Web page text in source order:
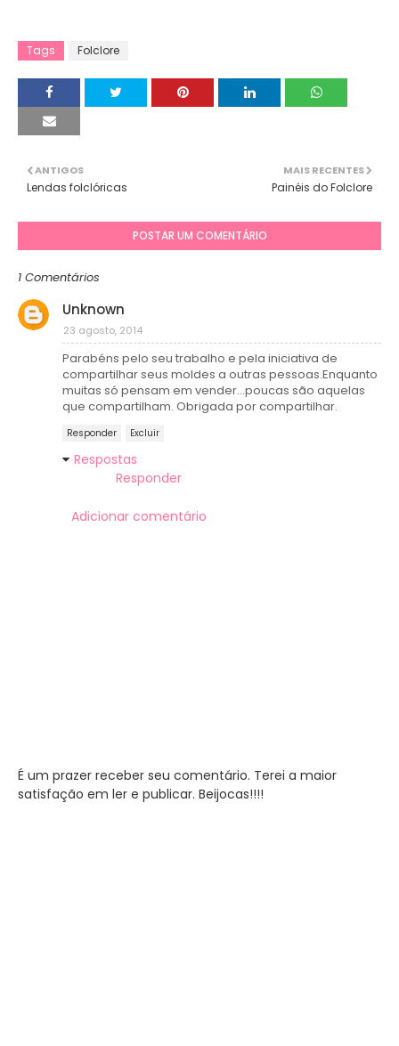
Tags Folclore
MAIS RECENTES
Painéis do Folclore
ANTIGOS
Lendas folclóricas
POSTAR UM COMENTÁRIO
1 Comentários
Unknown
23 agosto, 2014
Parabéns pelo seu trabalho e pela iniciativa de
compartilhar seus moldes a outras pessoas.Enquanto
muitas só pensam em vender...poucas são aquelas
que compartilham. Obrigada por compartilhar.
Responder Excluir
Respostas
Responder
Adicionar comentário
É um prazer receber seu comentário. Terei a maior
satisfação em ler e publicar. Beijocas!!!!